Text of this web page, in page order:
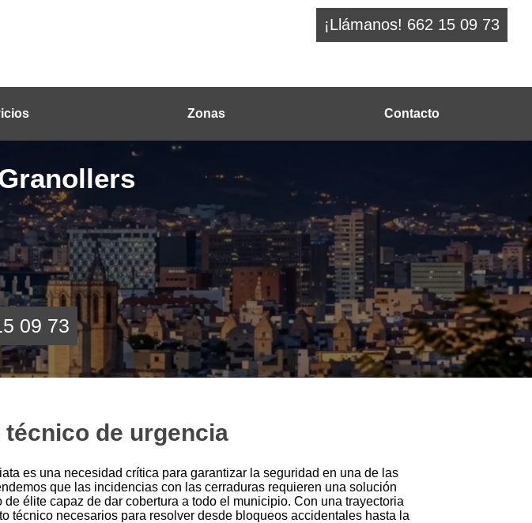
¡Llámanos! 662 15 09 73
Zonas Contacto
09 73
de urgencia
es una necesidad crítica para garantizar la seguridad en una de las
que las incidencias con las cerraduras requieren una solución
élite capaz de dar cobertura a todo el municipio. Con una trayectoria
técnico necesarios para resolver desde bloqueos accidentales hasta la